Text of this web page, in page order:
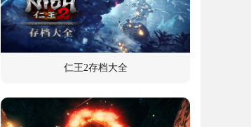
仁王2存档大全